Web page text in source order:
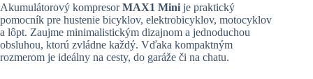
Akumulátorový kompresorMAX1 Mini je praktický
pomocník pre hustenie bicyklov, elektrobicyklov, motocyklov
a lôpt. Zaujme minimalistickým dizajnom a jednoduchou
obsluhou, ktorú zvládne každý. Vďaka kompaktným
rozmerom je ideálny na cesty, do garáže či na chatu.